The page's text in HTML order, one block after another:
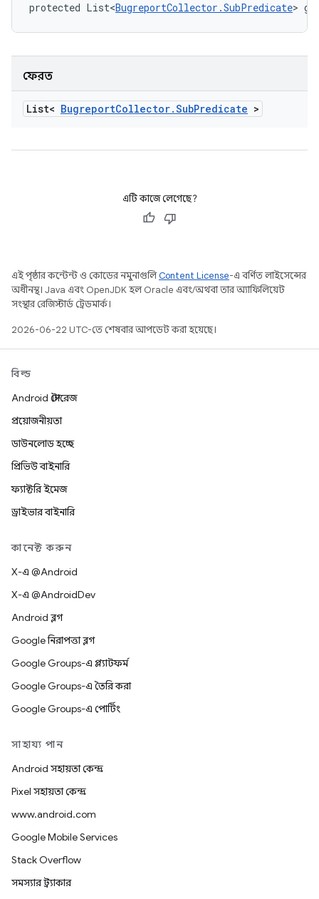
protected List<BugreportCollector.SubPredicate>
ফেরত
List< BugreportCollector.SubPredicate >
এটি কাজে লেগেছে?
এই পৃষ্ঠার কন্টেন্ট ও কোডের নমুনাগুলিContent License-এ বর্ণিত লাইসেন্সের
অধীনস্থ। Java এবং OpenJDK হল Oracle এবং/অথবা তার অ্যাফিলিয়েট
সংস্থার রেজিস্টার্ড ট্রেডমার্ক।
2026-06-22 UTC-তে শেষবার আপডেট করা হয়েছে।
বিল্ড
Android স্টোরেজ
প্রয়োজনীয়তা
ডাউনলোড হচ্ছে
প্রিভিউ বাইনারি
ফ্যাক্টরি ইমেজ
ড্রাইভার বাইনারি
কানেক্ট করুন
X-এ @Android
X-এ @AndroidDev
Android ব্লগ
Google নিরাপত্তা ব্লগ
Google Groups-এ প্ল্যাটফর্ম
Google Groups-এ তৈরি করা
Google Groups-এ পোর্টিং
সাহায্য পান
Android সহায়তা কেন্দ্র
Pixel সহায়তা কেন্দ্র
www.android.com
Google Mobile Services
Stack Overflow
সমস্যার ট্র্যাকার